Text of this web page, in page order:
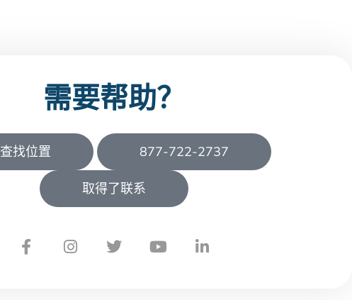
需要帮助？
查找位置 877-722-2737
取得了联系